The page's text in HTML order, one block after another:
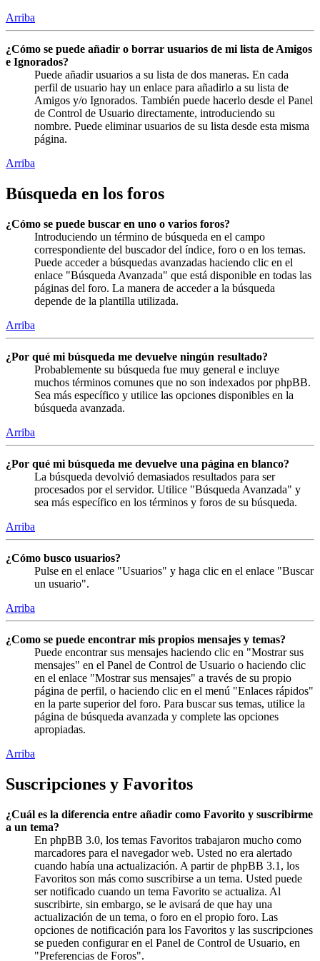
Arriba
¿Cómo se puede añadir o borrar usuarios de mi lista de Amigos
e Ignorados?
Puede añadir usuarios a su lista de dos maneras. En cada
perfil de usuario hay un enlace para añadirlo a su lista de
Amigos y/o Ignorados. También puede hacerlo desde el Panel
de Control de Usuario directamente, introduciendo su
nombre. Puede eliminar usuarios de su lista desde esta misma
página.
Arriba
Búsqueda en los foros
¿Cómo se puede buscar en uno o varios foros?
Introduciendo un término de búsqueda en el campo
correspondiente del buscador del índice, foro o en los temas.
Puede acceder a búsquedas avanzadas haciendo clic en el
enlace "Búsqueda Avanzada" que está disponible en todas las
páginas del foro. La manera de acceder a la búsqueda
depende de la plantilla utilizada.
Arriba
¿Por qué mi búsqueda me devuelve ningún resultado?
Probablemente su búsqueda fue muy general e incluye
muchos términos comunes que no son indexados por phpBB.
Sea más específico y utilice las opciones disponibles en la
búsqueda avanzada.
Arriba
¿Por qué mi búsqueda me devuelve una página en blanco?
La búsqueda devolvió demasiados resultados para ser
procesados por el servidor. Utilice "Búsqueda Avanzada" y
sea más específico en los términos y foros de su búsqueda.
Arriba
¿Cómo busco usuarios?
Pulse en el enlace "Usuarios" y haga clic en el enlace "Buscar
un usuario".
Arriba
¿Como se puede encontrar mis propios mensajes y temas?
Puede encontrar sus mensajes haciendo clic en "Mostrar sus
mensajes" en el Panel de Control de Usuario o haciendo clic
en el enlace "Mostrar sus mensajes" a través de su propio
página de perfil, o haciendo clic en el menú "Enlaces rápidos"
en la parte superior del foro. Para buscar sus temas, utilice la
página de búsqueda avanzada y complete las opciones
apropiadas.
Arriba
Suscripciones y Favoritos
¿Cuál es la diferencia entre añadir como Favorito y suscribirme
a un tema?
En phpBB 3.0, los temas Favoritos trabajaron mucho como
marcadores para el navegador web. Usted no era alertado
cuando había una actualización. A partir de phpBB 3.1, los
Favoritos son más como suscribirse a un tema. Usted puede
ser notificado cuando un tema Favorito se actualiza. Al
suscribirte, sin embargo, se le avisará de que hay una
actualización de un tema, o foro en el propio foro. Las
opciones de notificación para los Favoritos y las suscripciones
se pueden configurar en el Panel de Control de Usuario, en
"Preferencias de Foros".